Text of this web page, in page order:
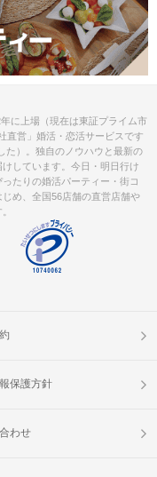
に上場（現在は東証プライム市
直営」婚活・恋活サービスです
た）。独自のノウハウと最新の
しています。今日・明日行け
たりの婚活パーティー・街コ
め、全国56店舗の直営店舗や
保護方針
わせ